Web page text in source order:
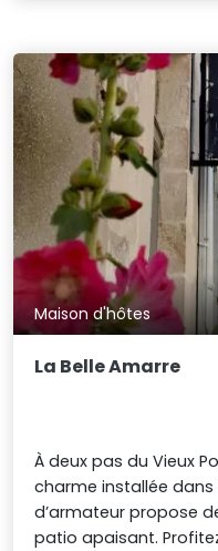
Maison d'hôtes
La Belle Amarre
À deux pas du Vieux
charme installée
d’armateur propose
patio apaisant.